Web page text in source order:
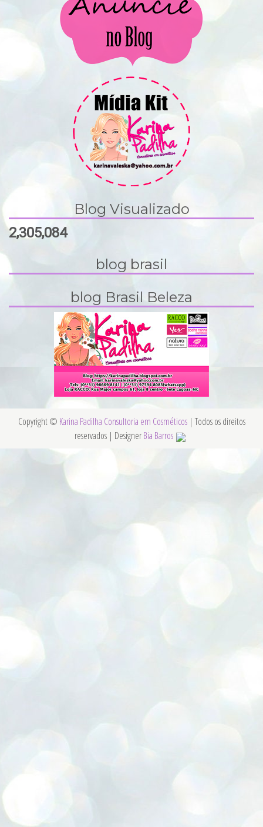
Blog Visualizado
2,305,084
blog brasil
blog Brasil Beleza
Copyright © Karina Padilha Consultoria em Cosméticos | Todos os direitos
reservados | DesignerBia Barros